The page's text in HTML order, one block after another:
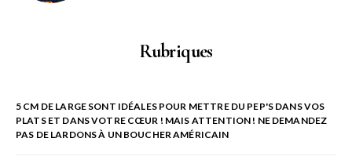
Rubriques
5 CM DE LARGE SONT IDÉALES POUR METTRE DU PEP'S DANS VOS
PLATS ET DANS VOTRE CŒUR ! MAIS ATTENTION ! NE DEMANDEZ
PAS DE LARDONS À UN BOUCHER AMÉRICAIN